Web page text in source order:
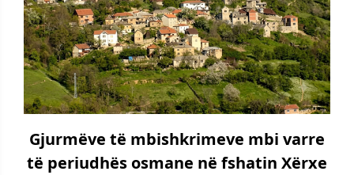
Gjurmëve të mbishkrimeve mbi varre
të periudhës osmane në fshatin Xërxe